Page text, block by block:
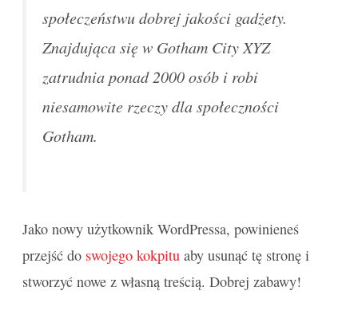
społeczeństwu dobrej jakości gadżety.
Znajdująca się w Gotham City XYZ
zatrudnia ponad 2000 osób i robi
niesamowite rzeczy dla społeczności
Gotham.
Jako nowy użytkownik WordPressa, powinieneś
przejść do swojego kokpitu aby usunąć tę stronę i
stworzyć nowe z własną treścią. Dobrej zabawy!